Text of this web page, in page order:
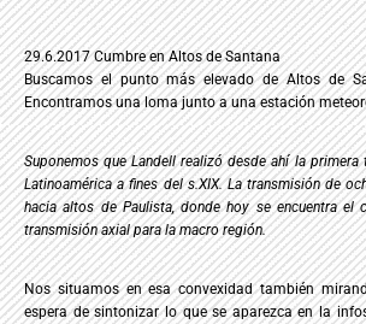
29.6.2017 Cumbre en Altos de Santana
Buscamos el punto más elevado de Altos de
Encontramos una loma junto a una estación
Suponemos que Landell realizó desde ahí la
Latinoamérica a fines del s.XIX. La transmisión de
hacia altos de Paulista, donde hoy se encuentra el
transmisión axial para la macro región.
Nos situamos en esa convexidad también
espera de sintonizar lo que se aparezca en la